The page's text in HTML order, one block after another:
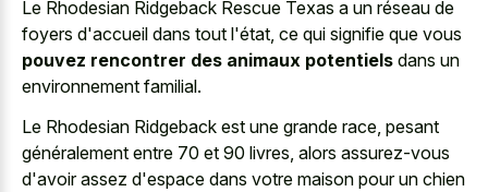
Le Rhodesian Ridgeback Rescue Texas a un réseau de
foyers d'accueil dans tout l'état, ce qui signifie que vous
pouvez rencontrer des animaux potentiels dans un
environnement familial.
Le Rhodesian Ridgeback est une grande race, pesant
généralement entre 70 et 90 livres, alors assurez-vous
d'avoir assez d'espace dans votre maison pour un chien